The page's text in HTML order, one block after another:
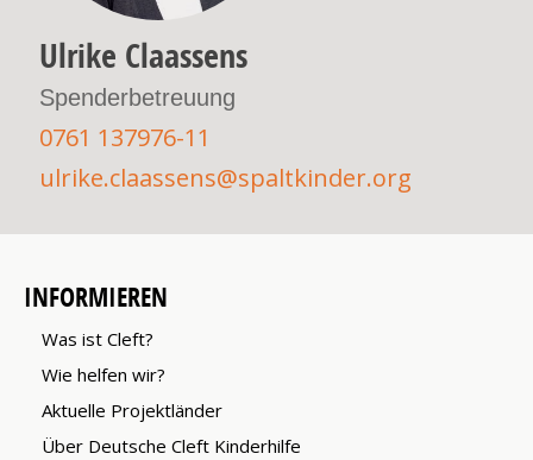
Ulrike Claassens
Spenderbetreuung
0761 137976-11
ulrike.claassens@spaltkinder.org
INFORMIEREN
Was ist Cleft?
Wie helfen wir?
Aktuelle Projektländer
Über Deutsche Cleft Kinderhilfe